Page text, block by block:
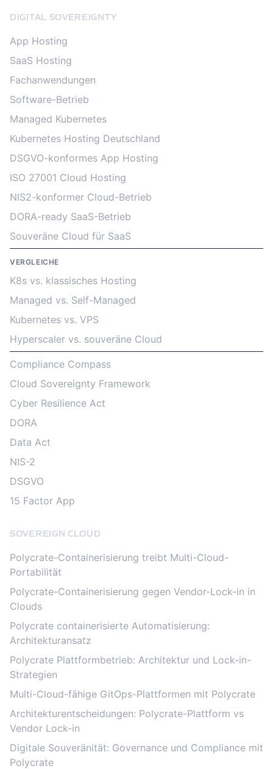
DIGITAL SOVEREIGNTY
App Hosting
SaaS Hosting
Fachanwendungen
Software-Betrieb
Managed Kubernetes
Kubernetes Hosting Deutschland
DSGVO-konformes App Hosting
ISO 27001 Cloud Hosting
NIS2-konformer Cloud-Betrieb
DORA-ready SaaS-Betrieb
Souveräne Cloud für SaaS
VERGLEICHE
K8s vs. klassisches Hosting
Managed vs. Self-Managed
Kubernetes vs. VPS
Hyperscaler vs. souveräne Cloud
Compliance Compass
Cloud Sovereignty Framework
Cyber Resilience Act
DORA
Data Act
NIS-2
DSGVO
15 Factor App
SOVEREIGN CLOUD
Polycrate-Containerisierung treibt Multi-Cloud-
Portabilität
Polycrate-Containerisierung gegen Vendor-Lock-in in
Clouds
Polycrate containerisierte Automatisierung:
Architekturansatz
Polycrate Plattformbetrieb: Architektur und Lock-in-
Strategien
Multi-Cloud-fähige GitOps-Plattformen mit Polycrate
Architekturentscheidungen: Polycrate-Plattform vs
Vendor Lock-in
Digitale Souveränität: Governance und Compliance mit
Polycrate